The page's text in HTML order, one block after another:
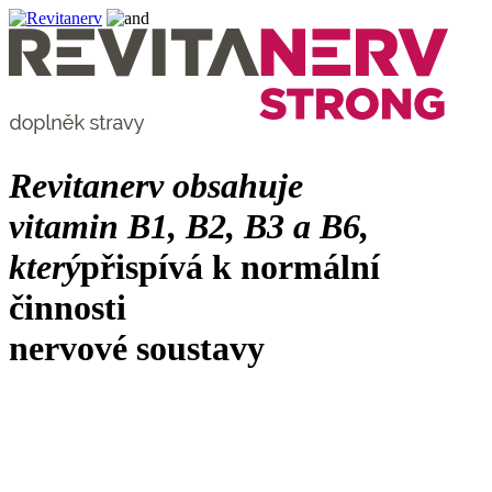
Revitanerv obsahuje
vitamin B1, B2, B3 a B6,
kterýpřispívá k normální
činnosti
nervové soustavy